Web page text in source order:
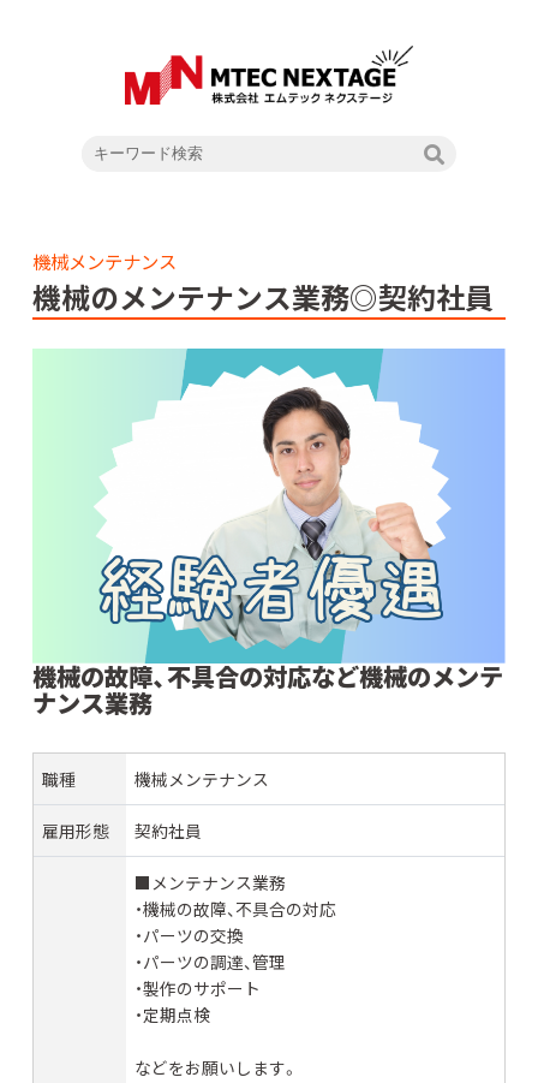
機械メンテナンス
機械のメンテナンス業務◎契約社員
機械の故障、不具合の対応など機械のメンテ
ナンス業務
職種 機械メンテナンス
雇用形態 契約社員
■メンテナンス業務
・機械の故障、不具合の対応
・パーツの交換
・パーツの調達、管理
・製作のサポート
・定期点検
などをお願いします。